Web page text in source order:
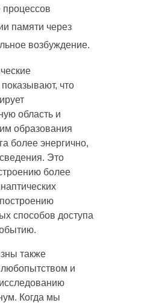
памяти через
возбуждение.
что
область и
образования
более энергично,
Это
более
способов доступа
также
любопытством и
Когда мы